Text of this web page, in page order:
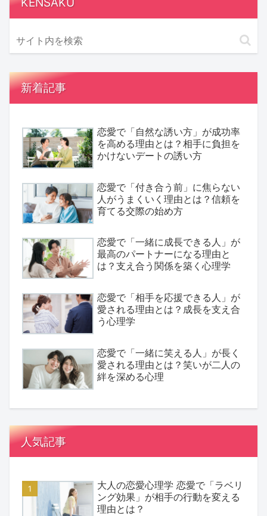
新着記事
恋愛で「自然な誘い方」が成功率
を高める理由とは？相手に負担を
かけないデートの誘い方
恋愛で「付き合う前」に焦らない
人がうまくいく理由とは？信頼を
育てる交際の始め方
恋愛で「一緒に成長できる人」が
最高のパートナーになる理由と
は？支え合う関係を築く心理学
恋愛で「相手を応援できる人」が
愛される理由とは？成長を支え合
う心理学
恋愛で「一緒に笑える人」が長く
愛される理由とは？笑いが二人の
絆を深める心理
人気記事
大人の恋愛心理学 恋愛で「ラベリ
ング効果」が相手の行動を変える
理由とは？